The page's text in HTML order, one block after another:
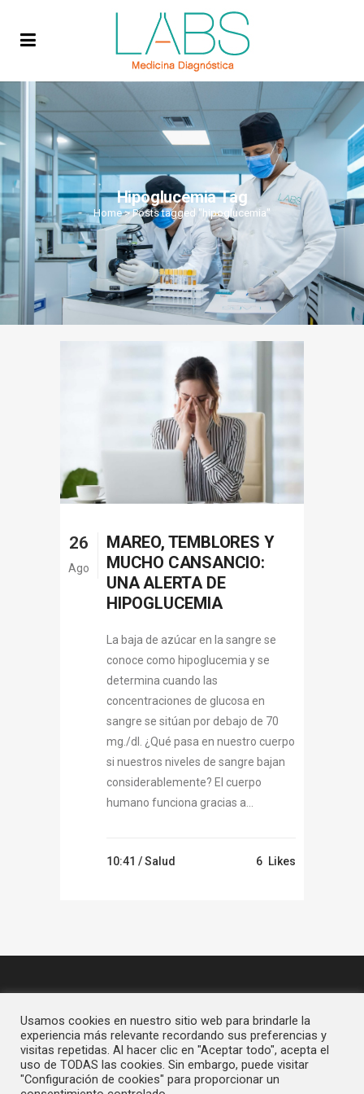
Hipoglucemia Tag
Home>Posts tagged "hipoglucemia"
26
Ago
MAREO, TEMBLORES Y
MUCHO CANSANCIO:
UNA ALERTA DE
HIPOGLUCEMIA
La baja de azúcar en la sangre se
conoce como hipoglucemia y se
determina cuando las
concentraciones de glucosa en
sangre se sitúan por debajo de 70
mg./dl. ¿Qué pasa en nuestro cuerpo
si nuestros niveles de sangre bajan
considerablemente? El cuerpo
humano funciona gracias a...
10:41 /Salud 6 Likes
Usamos cookies en nuestro sitio web para brindarle la
experiencia más relevante recordando sus preferencias y
visitas repetidas. Al hacer clic en "Aceptar todo", acepta el
uso de TODAS las cookies. Sin embargo, puede visitar
"Configuración de cookies" para proporcionar un